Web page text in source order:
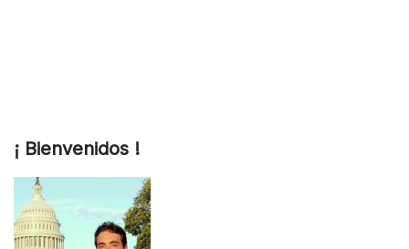
¡ Bienvenidos !